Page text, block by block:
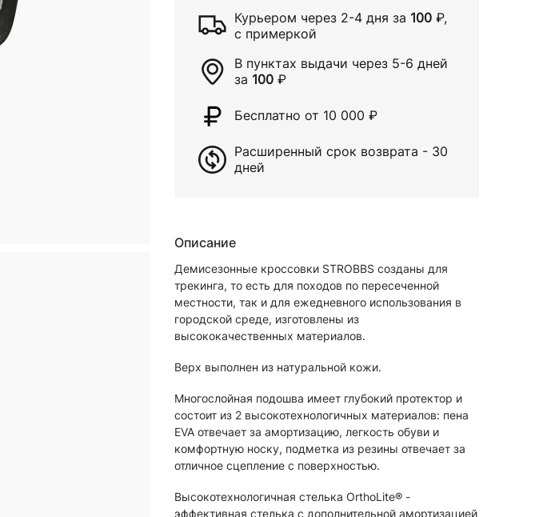
Курьером через 2-4 дня за 100 ₽,
с примеркой
В пунктах выдачи через 5-6 дней
за 100 ₽
Бесплатно от 10 000 ₽
Расширенный срок возврата - 30
дней
Описание
Демисезонные кроссовки STROBBS созданы для
трекинга, то есть для походов по пересеченной
местности, так и для ежедневного использования в
городской среде, изготовлены из
высококачественных материалов.
Верх выполнен из натуральной кожи.
Многослойная подошва имеет глубокий протектор и
состоит из 2 высокотехнологичных материалов: пена
EVA отвечает за амортизацию, легкость обуви и
комфортную носку, подметка из резины отвечает за
отличное сцепление с поверхностью.
Высокотехнологичная стелька OrthoLite® -
эффективная стелька с дополнительной амортизацией